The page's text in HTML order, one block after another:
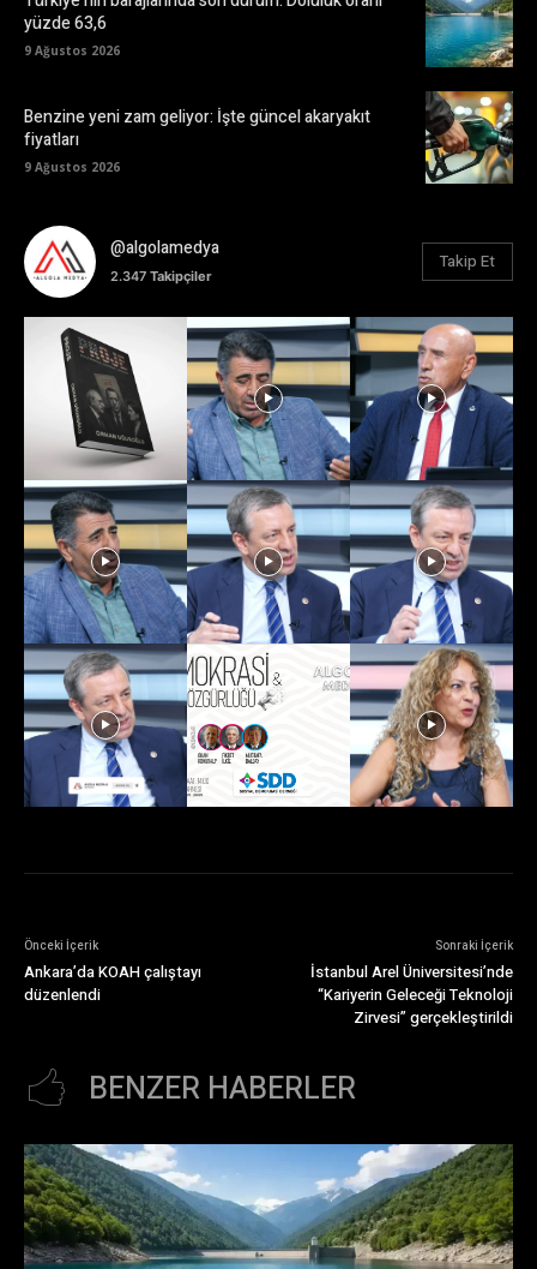
yüzde 63,6
9 Ağustos 2026
Benzine yeni zam geliyor: İşte güncel akaryakıt
fiyatları
9 Ağustos 2026
@algolamedya
2.347 Takipçiler
Takip Et
Önceki İçerik
Ankara’da KOAH çalıştayı
düzenlendi
Sonraki İçerik
İstanbul Arel Üniversitesi’nde
“Kariyerin Geleceği Teknoloji
Zirvesi” gerçekleştirildi
BENZER HABERLER